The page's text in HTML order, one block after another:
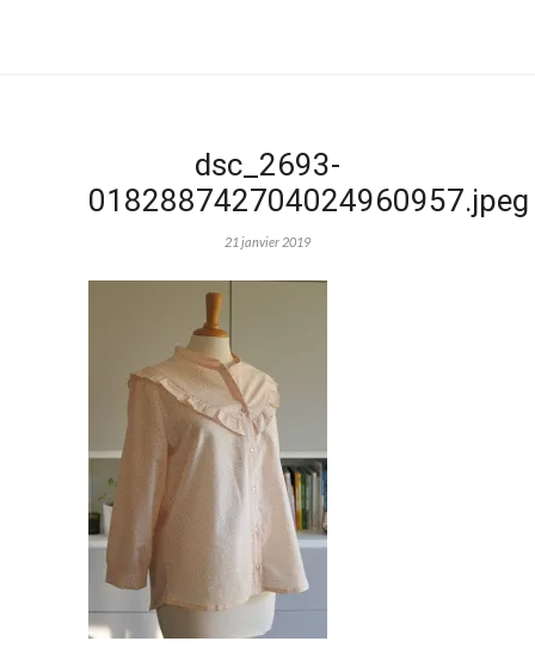
dsc_2693-
018288742704024960957.jpeg
21 janvier 2019